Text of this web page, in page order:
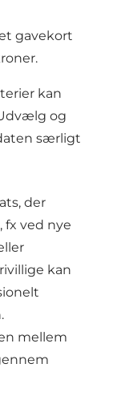
gavekort
kan
og
særligt
der
ved nye
kan
mellem